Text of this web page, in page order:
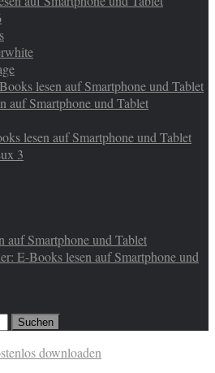
lesen auf Smartphone und Tablet
auf Smartphone und Tablet
lesen auf Smartphone und Tablet
3
auf Smartphone und Tablet
E-Books lesen auf Smartphone und